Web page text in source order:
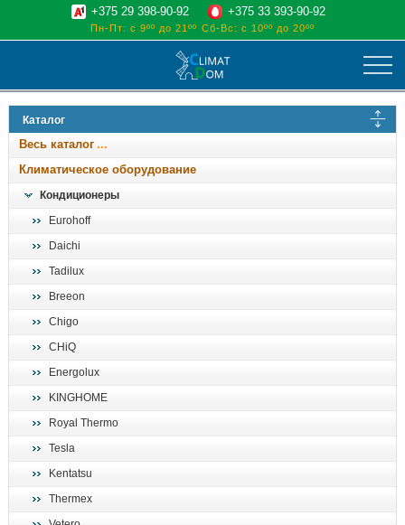
климат
отопительные котлы
водоснабжение
+375 29 398-90-92 +375 33 393-90-92
Пн-Пт: с 9ºº до 21ºº Сб-Вс: с 10ºº до 20ºº
Каталог
Весь каталог
Климатическое оборудование
Кондиционеры
Eurohoff
Daichi
Tadilux
Breeon
Chigo
CHiQ
Energolux
KINGHOME
Royal Thermo
Tesla
Kentatsu
Thermex